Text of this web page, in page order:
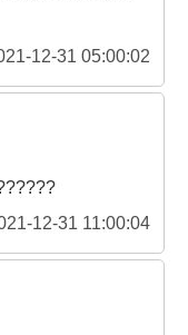
12-31 05:00:02
12-31 11:00:04